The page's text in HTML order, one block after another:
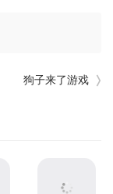
狗子来了游戏